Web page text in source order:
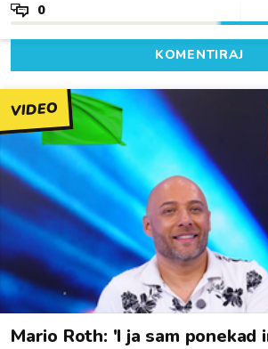
0
KOMENTIRAJ
VIDEO
Mario Roth: 'I ja sam